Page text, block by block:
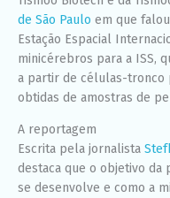
de São Paulo em que
Estação Espacial
minicérebros para a ISS,
a partir de células-tronco
obtidas de amostras de
A reportagem
Escrita pela jornalista
destaca que o objetivo da
se desenvolve e como a